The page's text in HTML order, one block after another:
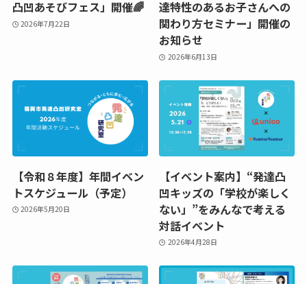
凸凹あそびフェス」開催🌈
2026年7月22日
達特性のあるお子さんへの
関わり方セミナー」開催の
お知らせ
2026年6月13日
【令和８年度】年間イベン
トスケジュール（予定）
2026年5月20日
【イベント案内】“発達凸
凹キッズの「学校が楽しく
ない」”をみんなで考える
対話イベント
2026年4月28日